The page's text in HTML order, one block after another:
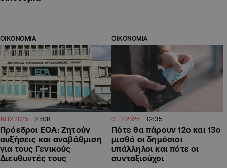
ΟΙΚΟΝΟΜΙΑ
16.12.2025 21:08
Πρόεδροι ΕΟΑ: Ζητούν
αυξήσεις και αναβάθμιση
για τους Γενικούς
Διευθυντές τους
ΟΙΚΟΝΟΜΙΑ
01.12.2025 12:35
Πότε θα πάρουν 12ο και 13ο
μισθό οι δημόσιοι
υπάλληλοι και πότε οι
συνταξιούχοι